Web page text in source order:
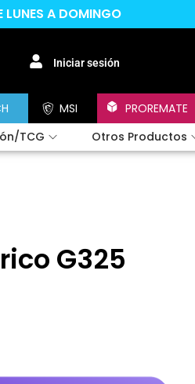
LUNES A DOMINGO
Iniciar sesión
MSI PROREMATE
TCG
Otros Productos
G325